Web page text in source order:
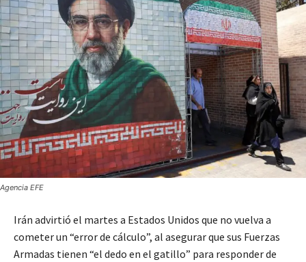
Agencia EFE
Irán advirtió el martes a Estados Unidos que no vuelva a
cometer un “error de cálculo”, al asegurar que sus Fuerzas
Armadas tienen “el dedo en el gatillo” para responder de